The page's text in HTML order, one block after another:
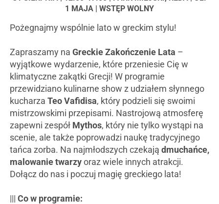
1 MAJA | WSTĘP WOLNY
Pożegnajmy wspólnie lato w greckim stylu!
Zapraszamy na Greckie Zakończenie Lata –
wyjątkowe wydarzenie, które przeniesie Cię w
klimatyczne zakątki Grecji! W programie
przewidziano kulinarne show z udziałem słynnego
kucharza Teo Vafidisa, który podzieli się swoimi
mistrzowskimi przepisami. Nastrojową atmosferę
zapewni zespół Mythos, który nie tylko wystąpi na
scenie, ale także poprowadzi naukę tradycyjnego
tańca zorba. Na najmłodszych czekają dmuchańce,
malowanie twarzyoraz wiele innych atrakcji.
Dołącz do nas i poczuj magię greckiego lata!
||| Co w programie: